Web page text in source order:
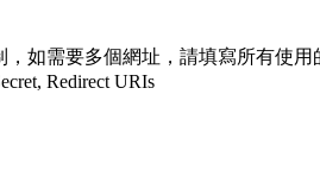
如需要多個網址，請填寫所有使用
Redirect URIs